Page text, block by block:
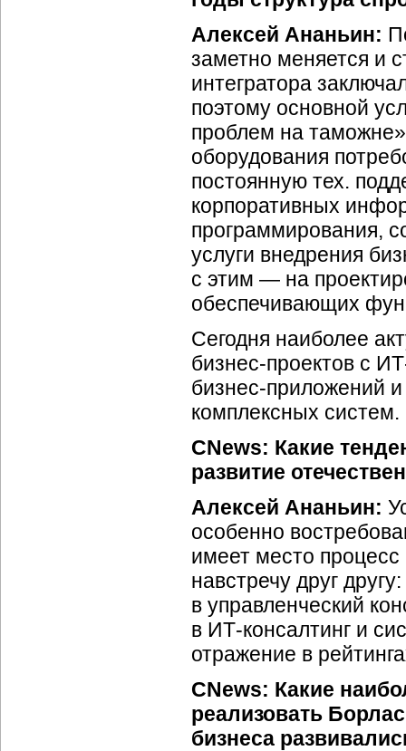
Алексей Ананьин:
заметно меняется и
интегратора
поэтому основной
проблем на
оборудования
постоянную тех.
корпоративных
программирования,
услуги внедрения
с этим — на
обеспечивающих
Сегодня наиболее
бизнес-проектов с
бизнес-приложений
комплексных систем.
CNews: Какие
развитие
Алексей Ананьин:
особенно
имеет место процесс
навстречу друг
в управленческий
в ИТ-консалтинг и
отражение в
CNews: Какие
реализовать
бизнеса